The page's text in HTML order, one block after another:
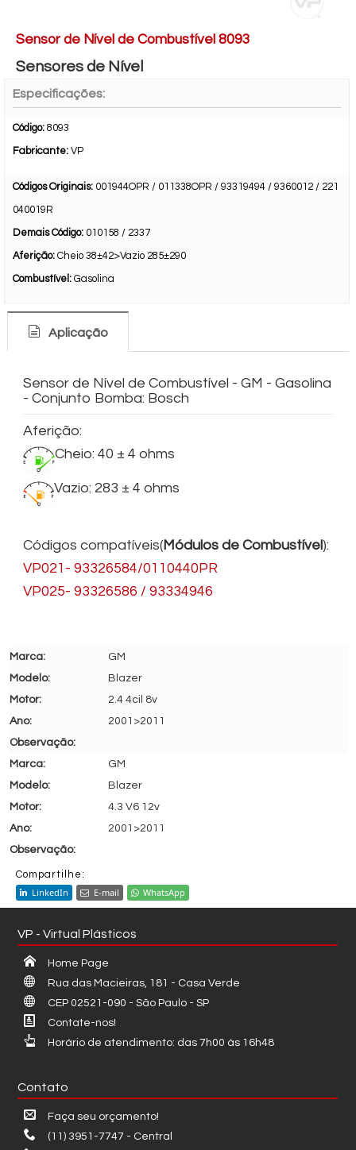
Sensor de Nível de Combustível 8093
Sensores de Nível
Especificações:
Código: 8093
Fabricante: VP
Códigos Originais: 001944OPR / 011338OPR / 93319494 / 9360012 / 221
040019R
Demais Código: 010158 / 2337
Aferição: Cheio 38±42>Vazio 285±290
Combustível: Gasolina
Aplicação
Sensor de Nível de Combustível - GM - Gasolina
- Conjunto Bomba: Bosch
Aferição:
Cheio: 40 ± 4 ohms
Vazio: 283 ± 4 ohms
Códigos compatíveis(Módulos de Combustível):
VP021- 93326584/0110440PR
VP025- 93326586 / 93334946
GM
Blazer
2.4 4cil 8v
2001>2011
GM
Blazer
4.3 V6 12v
2001>2011
Compartilhe:
LinkedIn E-mail WhatsApp
VP - Virtual Plásticos
Home Page
Rua das Macieiras, 181 - Casa Verde
CEP 02521-090 - São Paulo - SP
Contate-nos!
Horário de atendimento: das 7h00 às 16h48
Contato
Faça seu orçamento!
(11) 3951-7747 - Central